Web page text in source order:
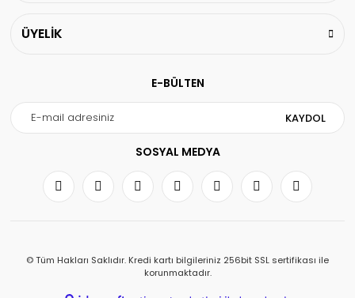
ÜYELİK
E-BÜLTEN
KAYDOL
SOSYAL MEDYA
© Tüm Hakları Saklıdır. Kredi kartı bilgileriniz 256bit SSL sertifikası ile
korunmaktadır.